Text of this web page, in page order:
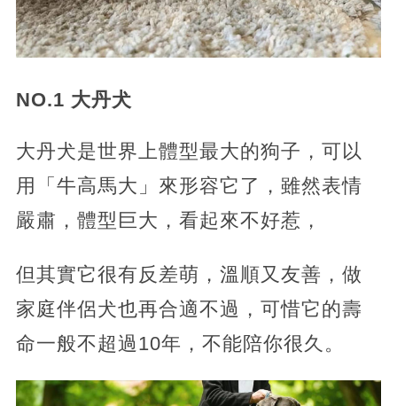
NO.1 大丹犬
大丹犬是世界上體型最大的狗子，可以
用「牛高馬大」來形容它了，雖然表情
嚴肅，體型巨大，看起來不好惹，
但其實它很有反差萌，溫順又友善，做
家庭伴侶犬也再合適不過，可惜它的壽
命一般不超過10年，不能陪你很久。